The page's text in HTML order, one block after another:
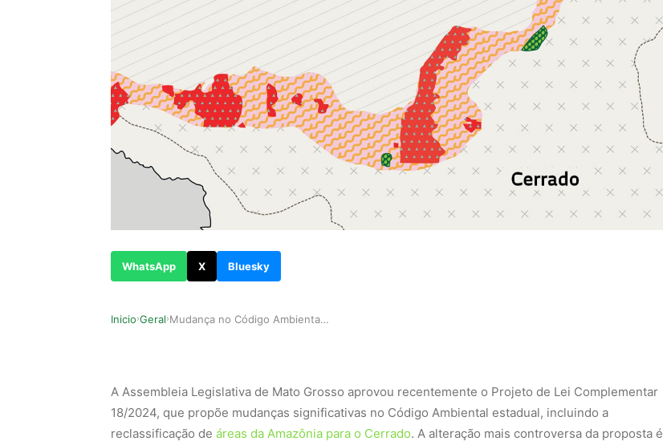
WhatsApp X Bluesky
Inicio›Geral› Mudança no Código Ambiental de MT pode redefini…
A Assembleia Legislativa de Mato Grosso aprovou recentemente o Projeto de Lei Complementar
18/2024, que propõe mudanças significativas no Código Ambiental estadual, incluindo a
reclassificação de áreas da Amazônia para o Cerrado. A alteração mais controversa da proposta é